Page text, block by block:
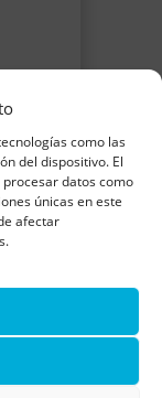
como las
del dispositivo. El
datos como
únicas en este
afectar